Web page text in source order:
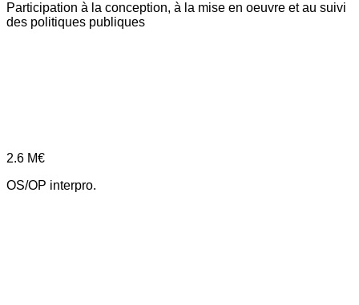
Participation à la conception, à la mise en oeuvre et au suivi
des politiques publiques
2.6 M€
OS/OP interpro.